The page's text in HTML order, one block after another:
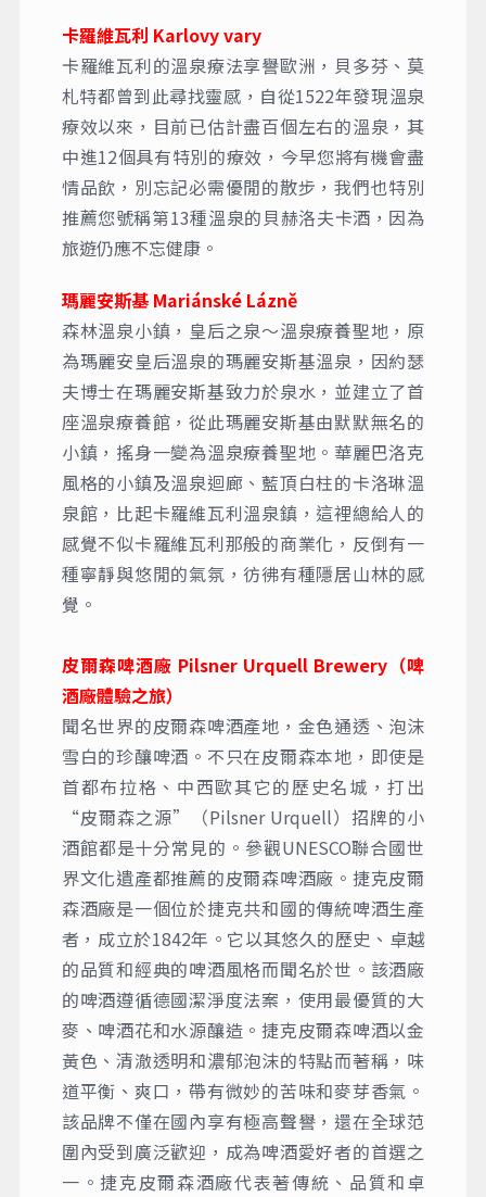
卡羅維瓦利 Karlovy vary
卡羅維瓦利的溫泉療法享譽歐洲，貝多芬、莫
札特都曾到此尋找靈感，自從1522年發現溫泉
療效以來，目前已估計盡百個左右的溫泉，其
中進12個具有特別的療效，今早您將有機會盡
情品飲，別忘記必需優閒的散步，我們也特別
推薦您號稱第13種溫泉的貝赫洛夫卡酒，因為
旅遊仍應不忘健康。
瑪麗安斯基 Mariánské Lázně
森林溫泉小鎮，皇后之泉～溫泉療養聖地，原
為瑪麗安皇后溫泉的瑪麗安斯基溫泉，因約瑟
夫博士在瑪麗安斯基致力於泉水，並建立了首
座溫泉療養館，從此瑪麗安斯基由默默無名的
小鎮，搖身一變為溫泉療養聖地。華麗巴洛克
風格的小鎮及溫泉迴廊、藍頂白柱的卡洛琳溫
泉館，比起卡羅維瓦利溫泉鎮，這裡總給人的
感覺不似卡羅維瓦利那般的商業化，反倒有一
種寧靜與悠閒的氣氛，彷彿有種隱居山林的感
覺。
皮爾森啤酒廠 Pilsner Urquell Brewery（啤
酒廠體驗之旅）
聞名世界的皮爾森啤酒產地，金色通透、泡沫
雪白的珍釀啤酒。不只在皮爾森本地，即使是
首都布拉格、中西歐其它的歷史名城，打出
“皮爾森之源”（Pilsner Urquell）招牌的小
酒館都是十分常見的。參觀UNESCO聯合國世
界文化遺產都推薦的皮爾森啤酒廠。捷克皮爾
森酒廠是一個位於捷克共和國的傳統啤酒生產
者，成立於1842年。它以其悠久的歷史、卓越
的品質和經典的啤酒風格而聞名於世。該酒廠
的啤酒遵循德國潔淨度法案，使用最優質的大
麥、啤酒花和水源釀造。捷克皮爾森啤酒以金
黃色、清澈透明和濃郁泡沫的特點而著稱，味
道平衡、爽口，帶有微妙的苦味和麥芽香氣。
該品牌不僅在國內享有極高聲譽，還在全球范
圍內受到廣泛歡迎，成為啤酒愛好者的首選之
一。捷克皮爾森酒廠代表著傳統、品質和卓